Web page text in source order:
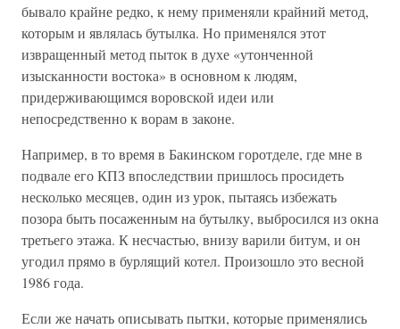
бывало крайне редко, к нему применяли крайний метод,
которым и являлась бутылка. Но применялся этот
извращенный метод пыток в духе «утонченной
изысканности востока» в основном к людям,
придерживающимся воровской идеи или
непосредственно к ворам в законе.
Например, в то время в Бакинском горотделе, где мне в
подвале его КПЗ впоследствии пришлось просидеть
несколько месяцев, один из урок, пытаясь избежать
позора быть посаженным на бутылку, выбросился из окна
третьего этажа. К несчастью, внизу варили битум, и он
угодил прямо в бурлящий котел. Произошло это весной
1986 года.
Если же начать описывать пытки, которые применялись